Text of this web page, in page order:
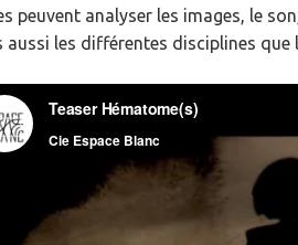
peuvent analyser les images, le
aussi les différentes disciplines que